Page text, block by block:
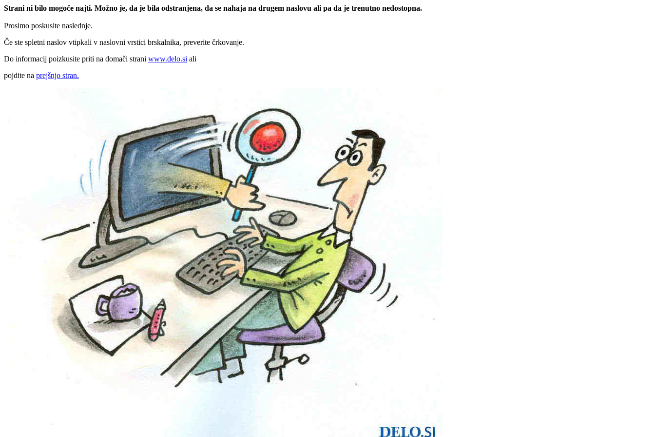
Strani ni bilo mogoče najti. Možno je, da je bila odstranjena, da se nahaja na drugem naslovu ali pa da je trenutno nedostopna.
Prosimo poskusite naslednje.
Če ste spletni naslov vtipkali v naslovni vrstici brskalnika, preverite črkovanje.
Do informacij poizkusite priti na domači strani www.delo.si ali
pojdite na prejšnjo stran.